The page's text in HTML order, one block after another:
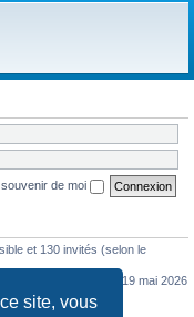
site, vous
de moi
et 130 invités (selon le
le mar. 19 mai 2026